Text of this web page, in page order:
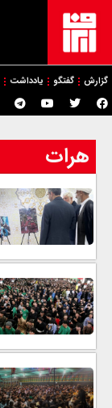
گزارش گفتگو یادداشت
هرات